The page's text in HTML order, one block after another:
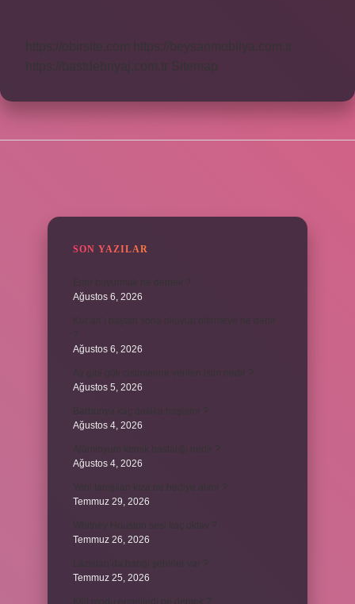
https://obirsite.com
https://beysanmobilya.com.tr
https://bastdebriyaj.com.tr Sitemap
SON YAZILAR
Ağustos 6, 2026
Ağustos 6, 2026
Ağustos 5, 2026
Ağustos 4, 2026
Ağustos 4, 2026
Temmuz 29, 2026
Temmuz 26, 2026
Temmuz 25, 2026